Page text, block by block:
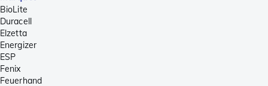
BioLite
Duracell
Elzetta
Energizer
ESP
Fenix
Feuerhand